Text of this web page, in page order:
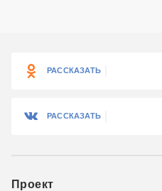
РАССКАЗАТЬ
РАССКАЗАТЬ
Проект